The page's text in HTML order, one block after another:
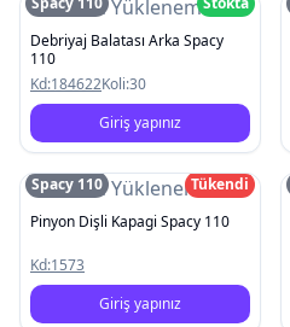
Resim Yüklenemedi
Debriyaj Balatası Arka Spacy
110
Kd:184622Koli:30
Giriş yapınız
Resim Yüklenemedi
Spacy 110
Tükendi
Pinyon Dişli Kapagi Spacy 110
Kd:1573
Giriş yapınız